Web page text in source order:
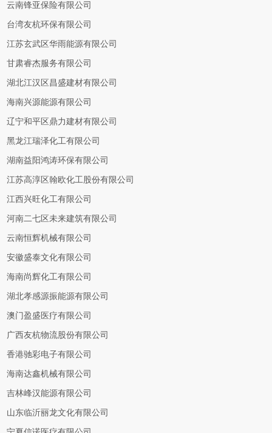
云南锋亚保险有限公司
台湾友杭环保有限公司
江苏玄武区华雨能源有限公司
甘肃睿杰服务有限公司
湖北江汉区昌盛建材有限公司
海南兴源能源有限公司
辽宁和平区鼎力建材有限公司
黑龙江瑞泽化工有限公司
湖南益阳鸿涛环保有限公司
江苏高淳区翰欧化工股份有限公司
江西兴旺化工有限公司
河南二七区未来建筑有限公司
云南恒辉机械有限公司
安徽盛泰文化有限公司
海南尚辉化工有限公司
湖北孝感源振能源有限公司
澳门盈盛医疗有限公司
广西友杭物流股份有限公司
香港驰彩电子有限公司
海南达鑫机械有限公司
吉林峰汉能源有限公司
山东临沂丽龙文化有限公司